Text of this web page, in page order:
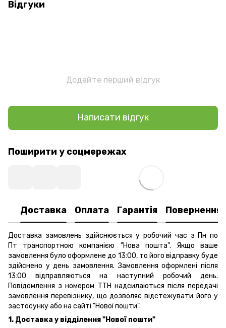
Відгуки
Додайте перший відгук
Написати відгук
Поширити у соцмережах
Доставка Оплата Гарантія Повернення
Доставка замовлень здійснюється у робочий час з Пн по
Пт транспортною компанією "Нова пошта". Якщо ваше
замовлення було оформлене до 13:00, то його відправку буде
здійснено у день замовлення. Замовлення оформлені після
13:00 відправляються на наступний робочий день.
Повідомлення з номером ТТН надсилаються після передачі
замовлення перевізнику, що дозволяє відстежувати його у
застосунку або на сайті "Нової пошти".
1. Доставка у відділення "Нової пошти"